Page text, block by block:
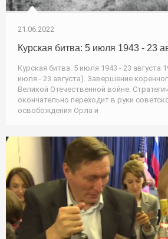
21.06.2022
Курская битва: 5 июля 1943 - 23
Курская битва: 5 июля 1943 - 23 августа
июля - 23 августа). Завершение
Великой Отечественной войне.
окончательно переходит в руки
освобождения Орла и